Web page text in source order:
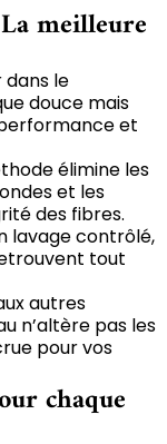
meilleure
dans le
douce mais
et
élimine les
et les
des fibres.
lavage contrôlé,
tout
autres
n’altère pas les
pour vos
chaque